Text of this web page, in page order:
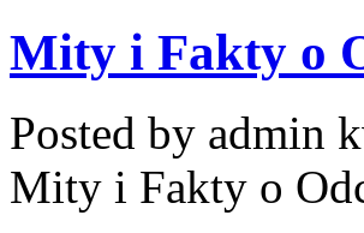
Mity i Fakty o
Posted by admin
Mity i Fakty o